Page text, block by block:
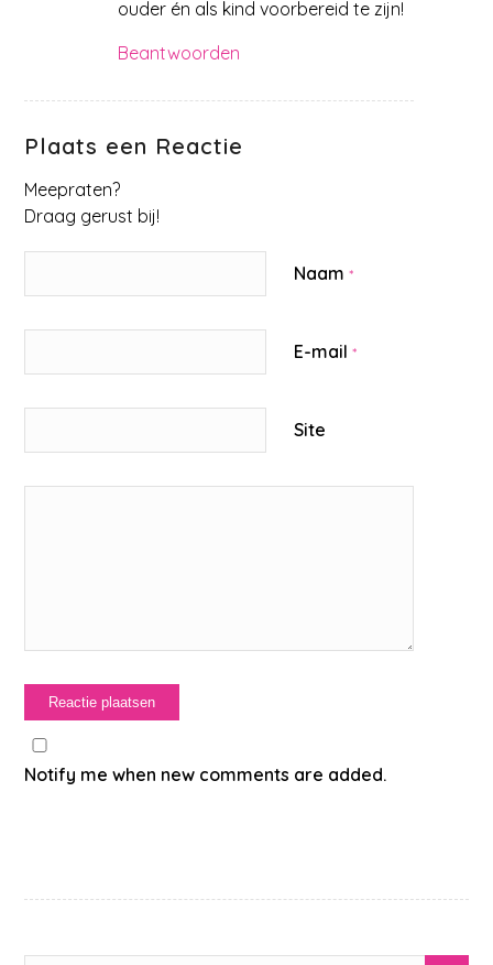
ouder én als kind voorbereid te zijn!
Beantwoorden
Plaats een Reactie
Meepraten?
Draag gerust bij!
Naam*
E-mail*
Site
Notify me when new comments are added.